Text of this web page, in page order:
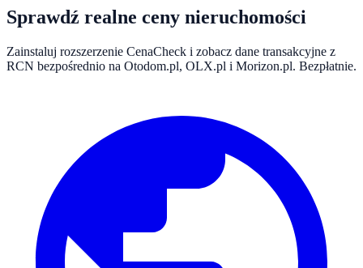
Sprawdź realne ceny nieruchomości
Zainstaluj rozszerzenie CenaCheck i zobacz dane transakcyjne z
RCN bezpośrednio na Otodom.pl, OLX.pl i Morizon.pl. Bezpłatnie.